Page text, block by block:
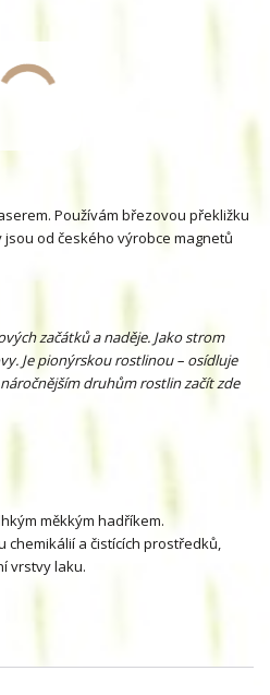
Používám březovou překližku
jsou od českého výrobce magnetů
začátků a naděje. Jako strom
Je pionýrskou rostlinou – osídluje
druhům rostlin začít zde
měkkým hadříkem.
chemikálií a čistících prostředků,
vrstvy laku.